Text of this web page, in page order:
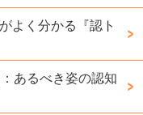
よく分かる『認ト
あるべき姿の認知